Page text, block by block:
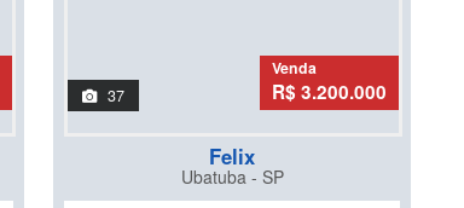
37
Venda
R$ 3.200.000
Felix
Ubatuba - SP